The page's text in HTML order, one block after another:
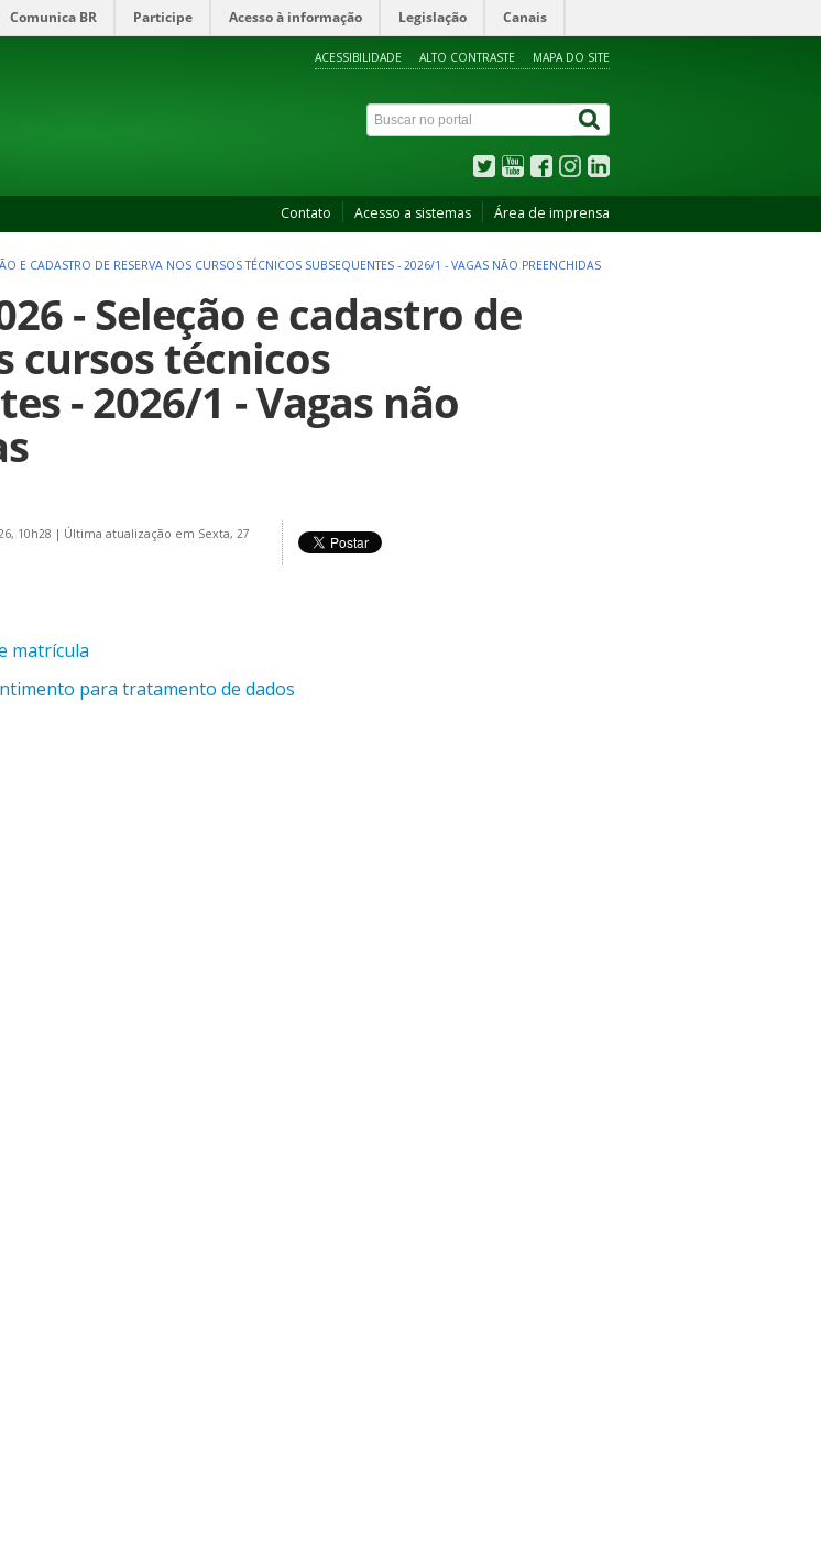
Comunica BR Participe Acesso à informação Legislação Canais
ACESSIBILIDADE ALTO CONTRASTE MAPA DO SITE
Contato Acesso a sistemas Área de imprensa
E CADASTRO DE RESERVA NOS CURSOS TÉCNICOS SUBSEQUENTES - 2026/1 - VAGAS NÃO PREENCHIDAS
- Seleção e cadastro de
cursos técnicos
- 2026/1 - Vagas não
10h28 | Última atualização em Sexta, 27
matrícula
para tratamento de dados